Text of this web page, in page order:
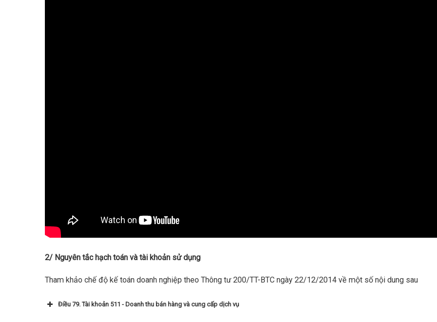
2/ Nguyên tắc hạch toán và tài khoản sử dụng
Tham khảo chế độ kế toán doanh nghiệp theo Thông tư 200/TT-BTC ngày 22/12/2014 về một số nội dung sau
Điều 79. Tài khoản 511 - Doanh thu bán hàng và cung cấp dịch vụ